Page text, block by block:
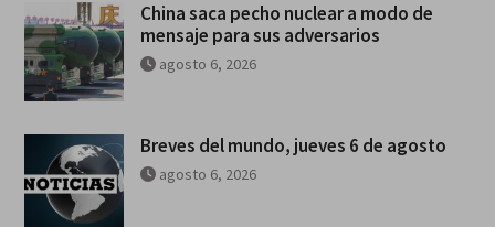
China saca pecho nuclear a modo de
mensaje para sus adversarios
agosto 6, 2026
Breves del mundo, jueves 6 de agosto
agosto 6, 2026